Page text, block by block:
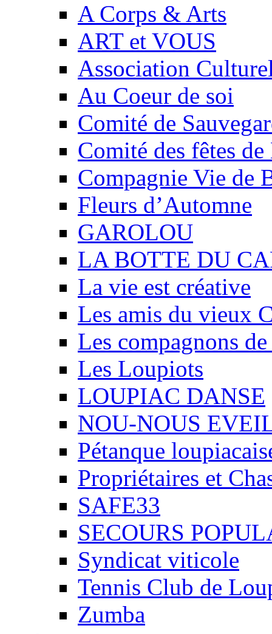
A Corps & Arts
ART et VOUS
Association
Au Coeur de soi
Comité de
Comité des fêtes
Compagnie Vie de
Fleurs d’Automne
GAROLOU
LA BOTTE DU
La vie est créative
Les amis du vieux
Les compagnons
Les Loupiots
LOUPIAC DANSE
NOU-NOUS
Pétanque
Propriétaires et
SAFE33
SECOURS
Syndicat viticole
Tennis Club de
Zumba